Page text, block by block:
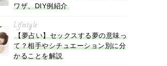
ワザ、DIY例紹介
Lifestyle
【夢占い】セックスする夢の意味っ
て？相手やシチュエーション別に分
かることを解説